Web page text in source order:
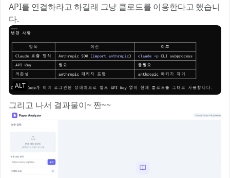
API를 연결하라고 하길래 그냥 클로드를 이용한다고 했습니
다.
ALT
그리고 나서 결과물이~ 짠~~